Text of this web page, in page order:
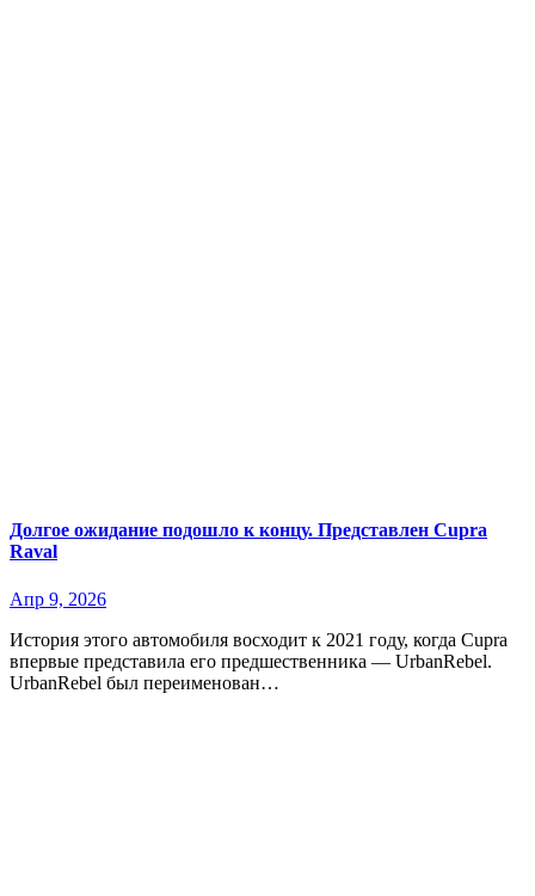
Долгое ожидание подошло к концу. Представлен Cupra
Raval
Апр 9, 2026
История этого автомобиля восходит к 2021 году, когда Cupra
впервые представила его предшественника — UrbanRebel.
UrbanRebel был переименован…